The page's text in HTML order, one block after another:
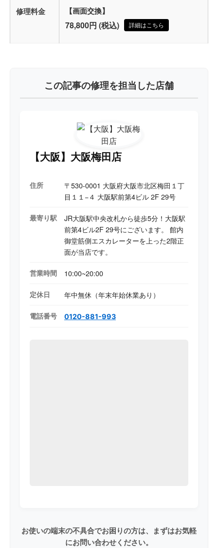
修理料金 【画面交換】
78,800円 (税込) 詳細はこちら
この記事の修理を担当した店舗
【大阪】大阪梅田店
住所
〒530-0001 大阪府大阪市北区梅田１丁
目１１−４ 大阪駅前第4ビル 2F 29号
最寄り駅
JR大阪駅中央改札から徒歩5分！大阪駅
前第4ビル2F 29号にございます。 館内
御堂筋側エスカレーターを上った2階正
面が当店です。
営業時間 10:00~20:00
定休日 年中無休（年末年始休業あり）
電話番号 0120-881-993
お使いの端末の不具合でお困りの方は、まずはお気軽
にお問い合わせください。